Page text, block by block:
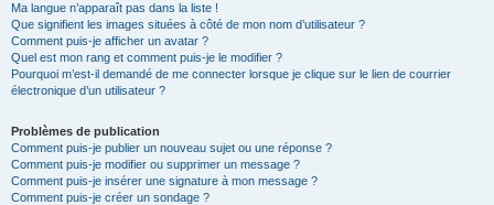
Ma langue n’apparaît pas dans la liste !
Que signifient les images situées à côté de mon nom d’utilisateur ?
Comment puis-je afficher un avatar ?
Quel est mon rang et comment puis-je le modifier ?
Pourquoi m’est-il demandé de me connecter lorsque je clique sur le lien de courrier
électronique d’un utilisateur ?
Problèmes de publication
Comment puis-je publier un nouveau sujet ou une réponse ?
Comment puis-je modifier ou supprimer un message ?
Comment puis-je insérer une signature à mon message ?
Comment puis-je créer un sondage ?